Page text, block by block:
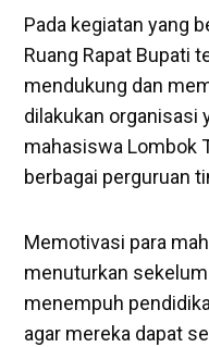
Pada kegiatan yang
Ruang Rapat Bupati
mendukung dan
dilakukan organisasi
mahasiswa Lombok
berbagai perguruan
Memotivasi para
menuturkan
menempuh
agar mereka dapat